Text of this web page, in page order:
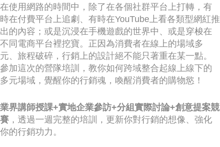
在使用網路的時間中，除了在各個社群平台上打轉，有
時在付費平台上追劇、有時在YouTube上看各類型網紅推
出的內容；或是沉浸在手機遊戲的世界中、或是穿梭在
不同電商平台裡挖寶。正因為消費者在線上的場域多
元、旅程破碎，行銷上的設計絕不能只著重在某一點。
參加這次的營隊培訓，教你如何跨域整合起線上線下的
多元場域，覺醒你的行銷魂，喚醒消費者的購物慾！
業界講師授課+實地企業參訪+分組實際討論+創意提案競
賽 ，透過一週完整的培訓，更新你對行銷的想像、強化
你的行銷功力。